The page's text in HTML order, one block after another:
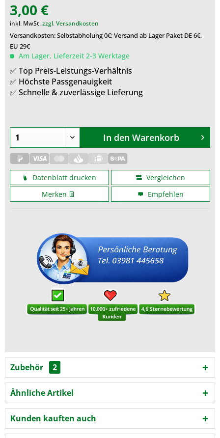
3,00 €
inkl. MwSt.zzgl. Versandkosten
Versandkosten: Selbstabholung 0€; Versand ab Lager Paket DE 6€,
EU 29€
Am Lager, Lieferzeit 2-3 Werktage
✅ Top Preis-Leistungs-Verhältnis
✅ Höchste Passgenauigkeit
✅ Schnelle & zuverlässige Lieferung
In den Warenkorb
Datenblatt drucken
Vergleichen
Merken
Empfehlen
Zubehör 2
Ähnliche Artikel
Kunden kauften auch